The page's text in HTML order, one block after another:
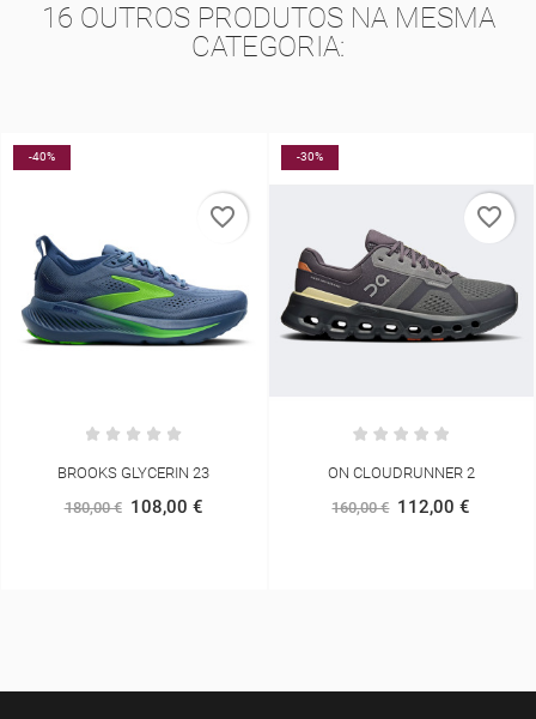
16 OUTROS PRODUTOS NA MESMA
CATEGORIA:
ON CLOUDRUNNER 2
160,00 € 112,00 €
ASICS ROAD 2N1 3.5IN
MULHER